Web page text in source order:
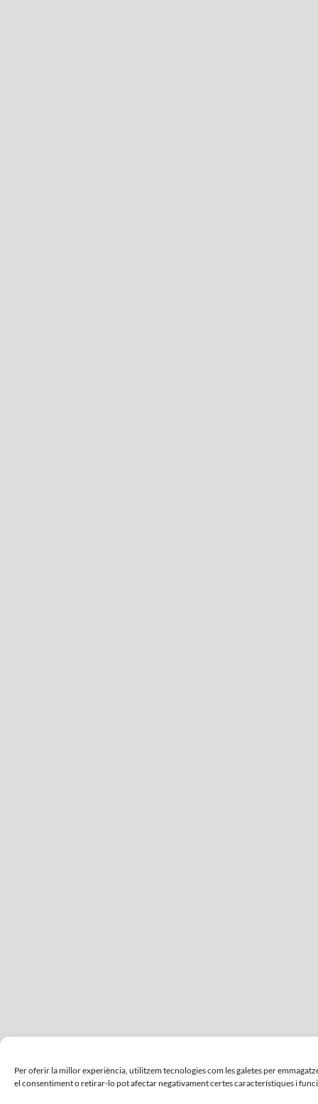
Per oferir la millor experiència, utilitzem tecnologies com les galetes per
el consentiment o retirar-lo pot afectar negativament certes característiques i